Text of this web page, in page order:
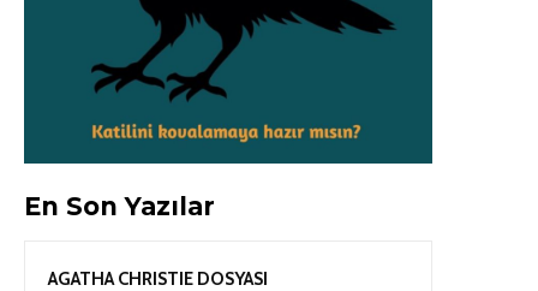
En Son Yazılar
AGATHA CHRISTIE DOSYASI